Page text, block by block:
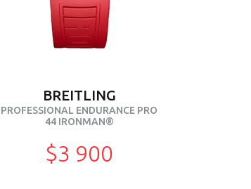
BREITLING
PROFESSIONAL ENDURANCE PRO
44 IRONMAN®
$3 900